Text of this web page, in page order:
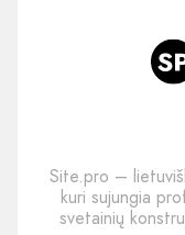
Site.pro –
kuri sujungia
svetainių